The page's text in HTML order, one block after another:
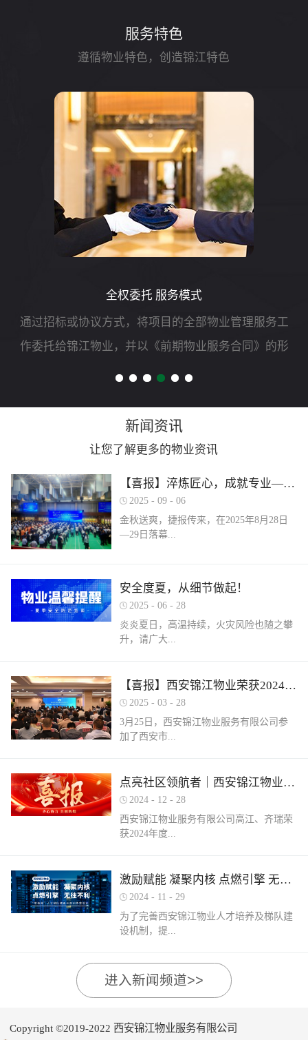
服务特色
遵循物业特色，创造锦江特色
全权委托 服务模式
通过招标或协议方式，将项目的全部物业管理服务工
作委托给锦江物业，并以《前期物业服务合同》的形
测评。主要工作...
新闻资讯
让您了解更多的物业资讯
【喜报】淬炼匠心，成就专业——西安锦江物业在“锦天物业杯”技能竞赛中斩获佳绩
2025 - 09 - 06
金秋送爽，捷报传来，在2025年8月28日
—29日落幕...
业职业技能竞赛中， 西安锦江物业服务有
限公司的选手们表现卓越，凭借扎实的理
论知识、精湛的操作技能和临危不乱的现
场发挥，在物业管理师、电工、消防设施
市住房和城乡建设局指导、市物业管理行
业协会主办，是全市物业管理行业一年一
度规格最高、水平最强、影响最广的职业
技能盛会。本次竞赛，共有来自全市60余
家物业企业的1300余名物业从业人员参
梦长安 精技赋能未来”，全面夯实行业人
才基础。参赛环节西安锦江物业作为西安
织并参与协会各项赛事，均取得傲人的成
绩。今年为了锻炼队伍，搭建更广阔的成
下的重要知识点串讲和一轮轮的复习备
考，比赛中，选手们沉着冷静，基本发挥
出了各自领域应有的实力。最终，三个工
种共计取得了二等奖1名，三等奖3名，优
的问题及知识盲区，公司人力行政部及品
质部快速反应，第一时间组织各工种开展
内部专项培训，进行系统化的梳理和总
经验和答题技巧进行转化分享，对标竞赛
安全度夏，从细节做起！
2025 - 06 - 28
炎炎夏日，高温持续，火灾风险也随之攀
升，请广大...
业主做好夏季安全防范工作。风险在于防
范，平安才是幸福！西安锦江物业提醒
夏季高温，引发火灾事故占比较高，空
调、冰箱、电风扇等大功率电器的使用频
中要通风、散热，防止温度过高引发火
灾。空调、电风扇等电器设备不宜长时间
使用，离人时应及时关闭电源。电动车应
在室外专用充电桩充电，不得在室内、走
充电，切勿长时间充电，勿飞线充电。汽
车内严禁放置打火机、罐装喷剂、香水、
移动电源等易燃易爆物品，定期检测更换
车载灭火器，定期对车辆维护保养。不要
躺在床上、沙发上吸烟，烟头要及时放到
可燃物品。 使用电蚊香时应注意用电安
全，用完及时断开电源，防止因长期通电
“干烧”引发火灾。在发热的电蚊拍附近不
露水后不要立即靠近明火、也不要在高温
【喜报】西安锦江物业荣获2024年度优秀单位、全市技能竞赛优秀个人及优秀组织单位多项荣誉
2025 - 03 - 28
3月25日，西安锦江物业服务有限公司参
加了西安市...
物业管理行业协会组织召开的第三届会员
（代表）大会第四次全体会议暨物业高质
员单位及“安居物业杯”西安市物业管理行
业职业技能竞赛优秀个人及优秀组织单位
获“全市技能竞赛优秀组织奖”西安锦江物
业曹林、张小刚、郭小龙荣获技能竞赛“一
等奖”西安锦江物业张国刚、谷展荣获技能
竞赛“二等奖”西安锦江物业惠张瑜、张盼
兵、潘保民、毛亚、李强、贺鑫磊、李国
刚、岳程妮等人分别荣获技能竞赛“优秀
奖”。在这个追求卓越服务的时代，西安锦
升整个团队的专业水平和服务质量，西安
点亮社区领航者｜西安锦江物业高江、齐瑞获得“优秀项目经理”荣誉称号
2024 - 12 - 28
西安锦江物业服务有限公司高江、齐瑞荣
获2024年度...
陕西省物业管理协会“优秀项目经理”称
号。岁末回首，总结成绩，表彰优秀，
会召开盛会，表彰这一年在物业管理行业
的广阔舞台上绽放出熠熠光辉的精英
1A期 项目经理 齐瑞高江、齐瑞是西安锦
江物业诸多优秀项目经理的缩影，他们代
表着西安锦江物业团结奋进、诚信奉献、
奖是荣誉也是动力，西安锦江物业将以他
们作为榜样领航，激励全体员工砥砺奋
激励赋能 凝聚内核 点燃引擎 无往不利
2024 - 11 - 29
为了完善西安锦江物业人才培养及梯队建
设机制，提...
高物业服务水平和服务质量，有目的、有
计划的进行人才储备及培育，大力培养核
江物业组织开展以“激励赋能 凝聚内核 点
进入新闻频道>>
Copyright ©2019-2022 西安锦江物业服务有限公司